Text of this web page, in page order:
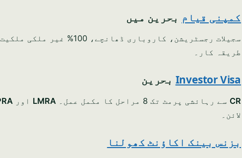
کمپنی قیام بحرین میں
طریقہ کار۔
Investor Visa بحرین
CR سے رہائشی پرمٹ تک 8 مراحل کا مکمل عمل۔ LMRA اور
لائن۔
بزنس بینک اکاؤنٹ کھولنا